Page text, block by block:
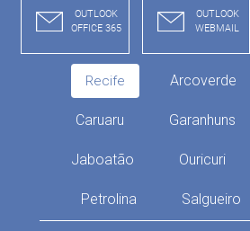
OUTLOOK
OFFICE 365
OUTLOOK
WEBMAIL
Recife Arcoverde
Caruaru Garanhuns
Jaboatão Ouricuri
Petrolina Salgueiro